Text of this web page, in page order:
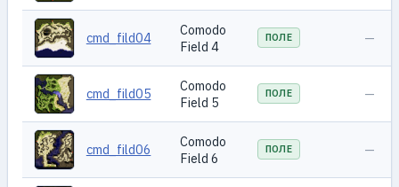
cmd_fild04
Comodo
Field 4
ПОЛЕ —
cmd_fild05
Comodo
Field 5
ПОЛЕ —
cmd_fild06
Comodo
Field 6
ПОЛЕ —